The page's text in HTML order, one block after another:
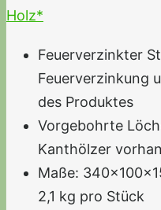
Holz*
Feuerverzinkter
Feuerverzinkung
des Produktes
Vorgebohrte
Kanthölzer
Maße:
2,1 kg pro Stück